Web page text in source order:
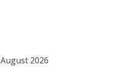
August 2026